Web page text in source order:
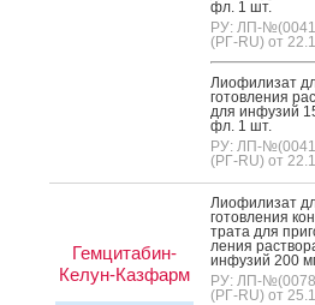
фл. 1 шт.
РУ: ЛП-
(РГ-RU) от
Ли­офи­лизат
готов­ле­ния
для ин­фу­зий
фл. 1 шт.
РУ: ЛП-
(РГ-RU) от
Гемцитабин-
Келун-Казфарм
Ли­офи­лизат
готов­ле­ния
тра­та для
ле­ния
ин­фу­зий 200
РУ: ЛП-
(РГ-RU) от